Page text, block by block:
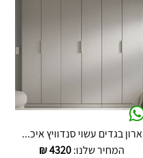
ארון בגדים עשוי סנדוויץ איכ...
המחיר שלנו:4320
₪